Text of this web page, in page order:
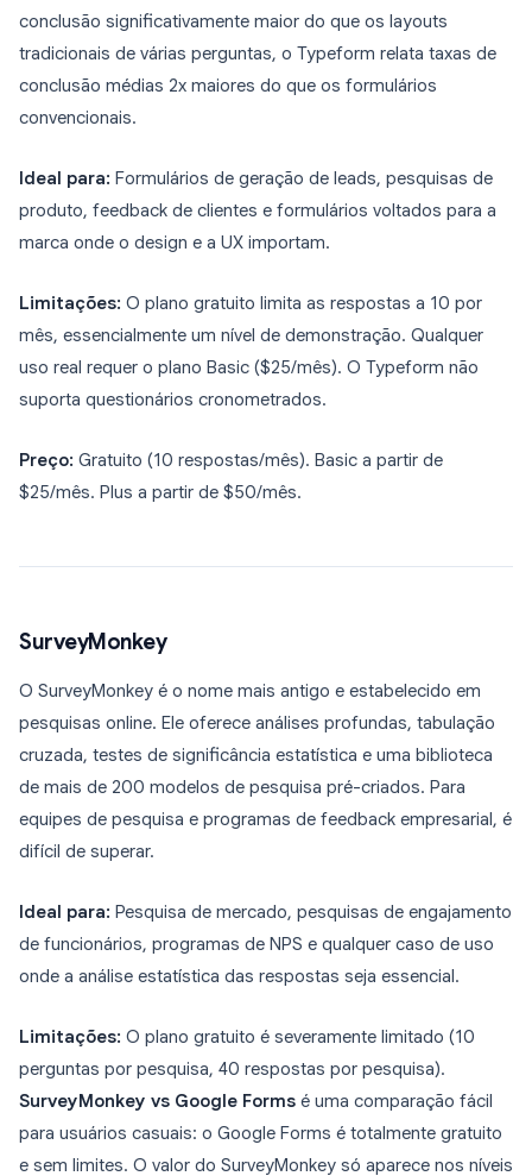
conclusão significativamente maior do que os layouts
tradicionais de várias perguntas, o Typeform relata taxas de
conclusão médias 2x maiores do que os formulários
convencionais.
Ideal para: Formulários de geração de leads, pesquisas de
produto, feedback de clientes e formulários voltados para a
marca onde o design e a UX importam.
Limitações: O plano gratuito limita as respostas a 10 por
mês, essencialmente um nível de demonstração. Qualquer
uso real requer o plano Basic ($25/mês). O Typeform não
suporta questionários cronometrados.
Preço: Gratuito (10 respostas/mês). Basic a partir de
$25/mês. Plus a partir de $50/mês.
SurveyMonkey
O SurveyMonkey é o nome mais antigo e estabelecido em
pesquisas online. Ele oferece análises profundas, tabulação
cruzada, testes de significância estatística e uma biblioteca
de mais de 200 modelos de pesquisa pré-criados. Para
equipes de pesquisa e programas de feedback empresarial, é
difícil de superar.
Ideal para: Pesquisa de mercado, pesquisas de engajamento
de funcionários, programas de NPS e qualquer caso de uso
onde a análise estatística das respostas seja essencial.
Limitações: O plano gratuito é severamente limitado (10
perguntas por pesquisa, 40 respostas por pesquisa).
SurveyMonkey vs Google Forms é uma comparação fácil
para usuários casuais: o Google Forms é totalmente gratuito
e sem limites. O valor do SurveyMonkey só aparece nos níveis